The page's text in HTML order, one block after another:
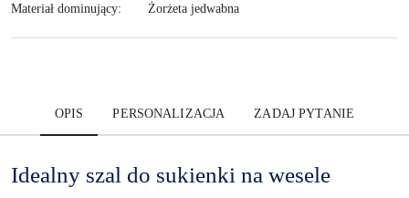
Materiał dominujący: Żorżeta jedwabna
OPIS PERSONALIZACJA ZADAJ PYTANIE
Idealny szal do sukienki na wesele